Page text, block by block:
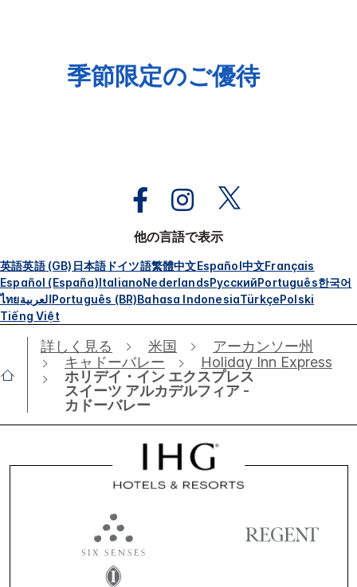
季節限定のご優待
他の言語で表示
英語英語 (GB) 日本語 ドイツ語繁體中文Español中文Français
Español (España)ItalianoNederlandsРусскийPortuguês한국어
ไทยالعربيةPortuguês (BR)Bahasa IndonesiaTürkçePolski
Tiếng Việt
詳しく見る 米国
アーカンソー州
キャドーバレー
Holiday Inn Express
ホリデイ・イン エクスプレス
スイーツ アルカデルフィア -
カドーバレー